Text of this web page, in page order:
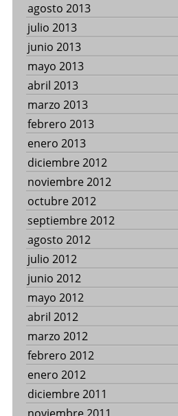
agosto 2013
julio 2013
junio 2013
mayo 2013
abril 2013
marzo 2013
febrero 2013
enero 2013
diciembre 2012
noviembre 2012
octubre 2012
septiembre 2012
agosto 2012
julio 2012
junio 2012
mayo 2012
abril 2012
marzo 2012
febrero 2012
enero 2012
diciembre 2011